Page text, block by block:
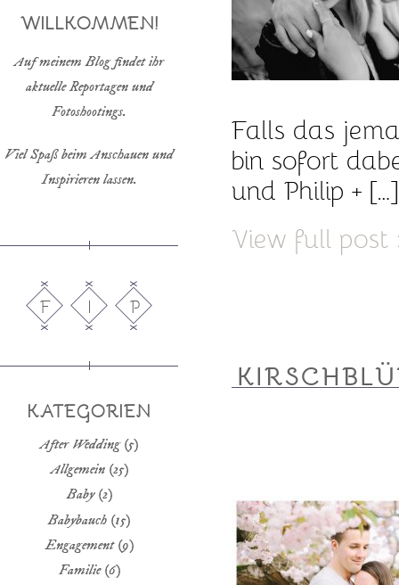
WILLKOMMEN!
Auf meinem Blog findet ihr
aktuelle Reportagen und
Fotoshootings.
Viel Spaß beim Anschauen und
Inspirieren lassen.
F I P
KATEGORIEN
After Wedding(5)
Allgemein(25)
Baby(2)
Babybauch (15)
Engagement(9)
Familie(6)
Falls das
bin sofort
und Philip + […]
View full post